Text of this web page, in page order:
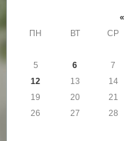
«
ПН
ВТ СР
5
6 7
12
13 14
19
20 21
26
27 28